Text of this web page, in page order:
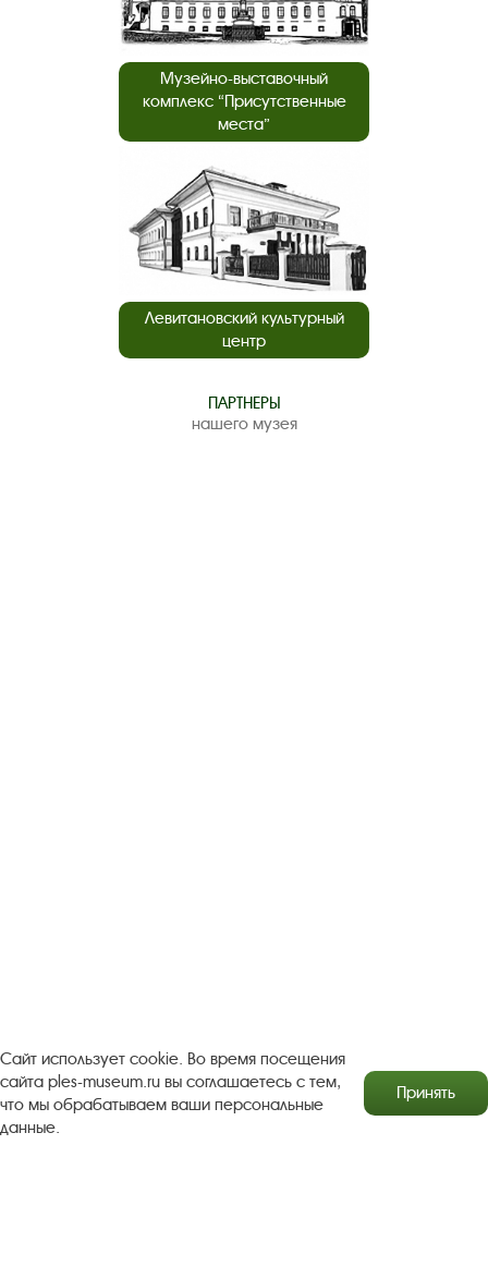
Музейно-выставочный
комплекс “Присутственные
места”
Левитановский культурный
центр
ПАРТНЕРЫ
нашего музея
Антикоррупционная деятельность
Результаты независимой оценки качества
Сайт использует cookie. Во время посещения
сайта ples-museum.ru вы соглашаетесь с тем,
что мы обрабатываем ваши персональные
данные.
Принять